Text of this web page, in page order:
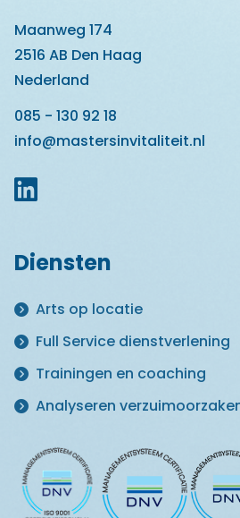
Maanweg 174
2516 AB Den Haag
Nederland
085 - 130 92 18
info@mastersinvitaliteit.nl
Diensten
Arts op locatie
Full Service dienstverlening
Trainingen en coaching
Analyseren